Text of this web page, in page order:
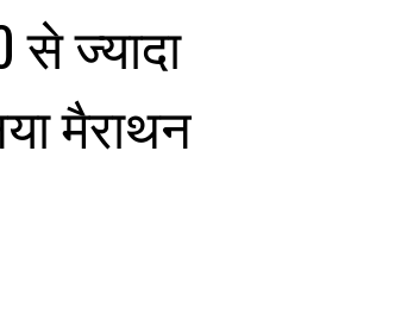
से ज्यादा
मैराथन